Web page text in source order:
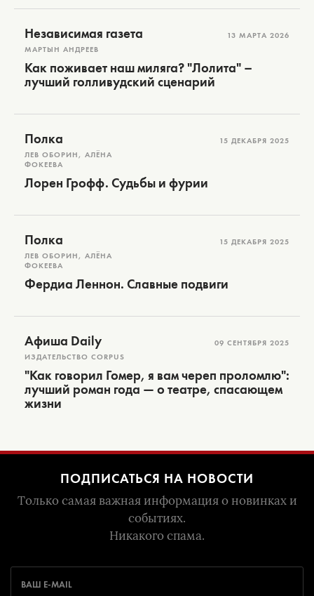
Независимая газета
МАРТЫН АНДРЕЕВ
13 МАРТА 2026
Как поживает наш миляга? "Лолита" –
лучший голливудский сценарий
Полка
ЛЕВ ОБОРИН, АЛЁНА
ФОКЕЕВА
15 ДЕКАБРЯ 2025
Лорен Грофф. Судьбы и фурии
Полка
ЛЕВ ОБОРИН, АЛЁНА
ФОКЕЕВА
15 ДЕКАБРЯ 2025
Фердиа Леннон. Славные подвиги
Афиша Daily
ИЗДАТЕЛЬСТВО CORPUS
09 СЕНТЯБРЯ 2025
"Как говорил Гомер, я вам череп проломлю":
лучший роман года — о театре, спасающем
жизни
ПОДПИСАТЬСЯ НА НОВОСТИ
Только самая важная информация о новинках и
событиях.
Никакого спама.